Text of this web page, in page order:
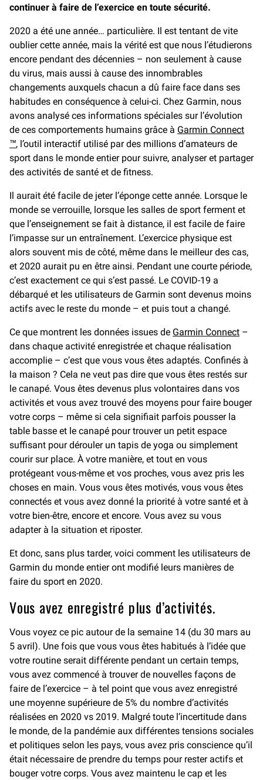
continuer à faire de l’exercice en toute sécurité.
2020 a été une année… particulière. Il est tentant de vite
oublier cette année, mais la vérité est que nous l’étudierons
encore pendant des décennies – non seulement à cause
du virus, mais aussi à cause des innombrables
changements auxquels chacun a dû faire face dans ses
habitudes en conséquence à celui-ci. Chez Garmin, nous
avons analysé ces informations spéciales sur l’évolution
de ces comportements humains grâce à Garmin Connect
™, l’outil interactif utilisé par des millions d’amateurs de
sport dans le monde entier pour suivre, analyser et partager
des activités de santé et de fitness.
Il aurait été facile de jeter l’éponge cette année. Lorsque le
monde se verrouille, lorsque les salles de sport ferment et
que l’enseignement se fait à distance, il est facile de faire
l’impasse sur un entraînement. L’exercice physique est
alors souvent mis de côté, même dans le meilleur des cas,
et 2020 aurait pu en être ainsi. Pendant une courte période,
c’est exactement ce qui s’est passé. Le COVID-19 a
débarqué et les utilisateurs de Garmin sont devenus moins
actifs avec le reste du monde – et puis tout a changé.
Ce que montrent les données issues de Garmin Connect –
dans chaque activité enregistrée et chaque réalisation
accomplie – c’est que vous vous êtes adaptés. Confinés à
la maison ? Cela ne veut pas dire que vous êtes restés sur
le canapé. Vous êtes devenus plus volontaires dans vos
activités et vous avez trouvé des moyens pour faire bouger
votre corps – même si cela signifiait parfois pousser la
table basse et le canapé pour trouver un petit espace
suffisant pour dérouler un tapis de yoga ou simplement
courir sur place. À votre manière, et tout en vous
protégeant vous-même et vos proches, vous avez pris les
choses en main. Vous vous êtes motivés, vous vous êtes
connectés et vous avez donné la priorité à votre santé et à
votre bien-être, encore et encore. Vous avez su vous
adapter à la situation et riposter.
Et donc, sans plus tarder, voici comment les utilisateurs de
Garmin du monde entier ont modifié leurs manières de
faire du sport en 2020.
Vous avez enregistré plus d’activités.
Vous voyez ce pic autour de la semaine 14 (du 30 mars au
5 avril). Une fois que vous vous êtes habitués à l’idée que
votre routine serait différente pendant un certain temps,
vous avez commencé à trouver de nouvelles façons de
faire de l’exercice – à tel point que vous avez enregistré
une moyenne supérieure de 5% du nombre d’activités
réalisées en 2020 vs 2019. Malgré toute l’incertitude dans
le monde, de la pandémie aux différentes tensions sociales
et politiques selon les pays, vous avez pris conscience qu’il
était nécessaire de prendre du temps pour rester actifs et
bouger votre corps. Vous avez maintenu le cap et les